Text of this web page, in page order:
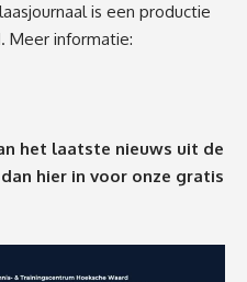
is een productie
Meer informatie:
het laatste nieuws uit de
hier in voor onze gratis